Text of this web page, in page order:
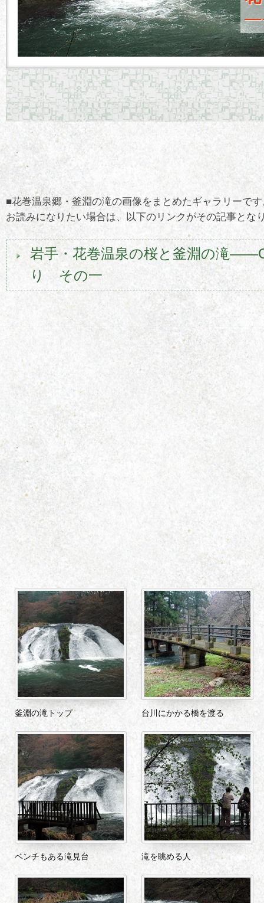
■花巻温泉郷・釜淵の滝の画像をまとめたギャラリーで
お読みになりたい場合は、以下のリンクがその記事とな
岩手・花巻温泉の桜と釜淵の滝
り その一
釜淵の滝トップ 台川にかかる橋を渡る
ベンチもある滝見台 滝を眺める人